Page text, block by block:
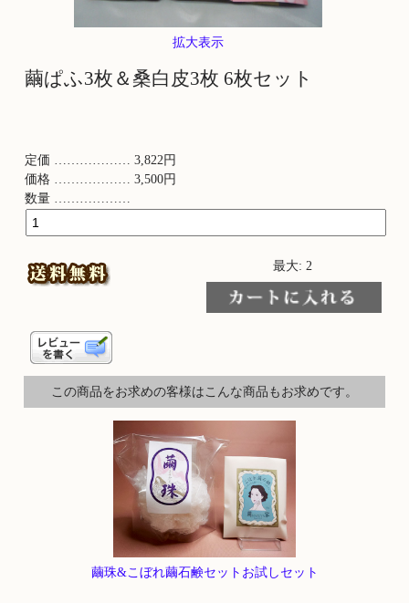
拡大表示
繭ぱふ3枚＆桑白皮3枚 6枚セット
定価 ……………… 3,822円
価格 ……………… 3,500円
数量 ………………
最大: 2
この商品をお求めの客様はこんな商品もお求めです。
繭珠&こぼれ繭石鹸セットお試しセット